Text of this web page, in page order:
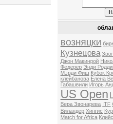
возняцки
Кузнецова
Джон Макинрой
Федерер Энди
Мэрди Фиш Кубок
клейбанова Елена
Габашвили Игорь
US Open
Вера Звонарева ITF
Виландер Хингис
Match for Africa